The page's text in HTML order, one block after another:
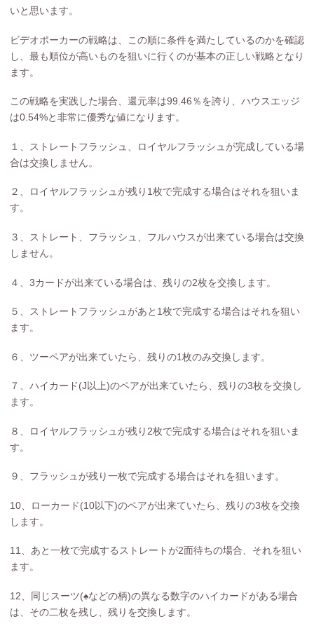
いと思います。
ビデオポーカーの戦略は、この順に条件を満たしているのかを確認
し、最も順位が高いものを狙いに行くのが基本の正しい戦略となり
ます。
この戦略を実践した場合、還元率は99.46％を誇り、ハウスエッジ
は0.54%と非常に優秀な値になります。
１、ストレートフラッシュ、ロイヤルフラッシュが完成している場
合は交換しません。
２、ロイヤルフラッシュが残り1枚で完成する場合はそれを狙いま
す。
３、ストレート、フラッシュ、フルハウスが出来ている場合は交換
しません。
４、3カードが出来ている場合は、残りの2枚を交換します。
５、ストレートフラッシュがあと1枚で完成する場合はそれを狙い
ます。
６、ツーペアが出来ていたら、残りの1枚のみ交換します。
７、ハイカード(J以上)のペアが出来ていたら、残りの3枚を交換し
ます。
８、ロイヤルフラッシュが残り2枚で完成する場合はそれを狙いま
す。
９、フラッシュが残り一枚で完成する場合はそれを狙います。
10、ローカード(10以下)のペアが出来ていたら、残りの3枚を交換
します。
11、あと一枚で完成するストレートが2面待ちの場合、それを狙い
ます。
12、同じスーツ(♠などの柄)の異なる数字のハイカードがある場合
は、その二枚を残し、残りを交換します。